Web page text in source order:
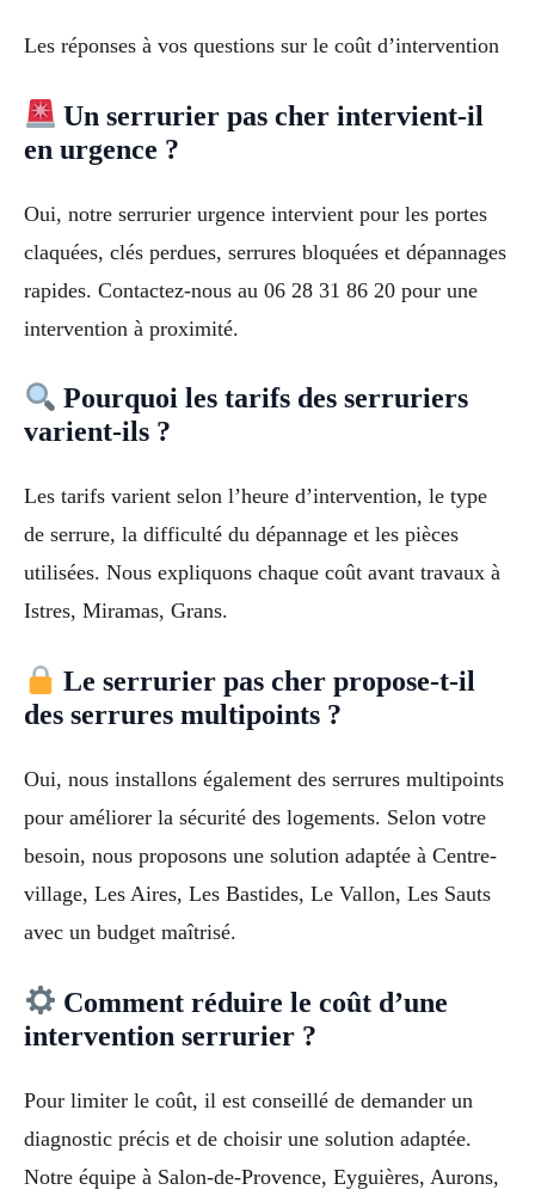
Les réponses à vos questions sur le coût d’intervention
Un serrurier pas cher intervient-il
en urgence ?
Oui, notre serrurier urgence intervient pour les portes
claquées, clés perdues, serrures bloquées et dépannages
rapides. Contactez-nous au 06 28 31 86 20 pour une
intervention à proximité.
Pourquoi les tarifs des serruriers
varient-ils ?
Les tarifs varient selon l’heure d’intervention, le type
de serrure, la difficulté du dépannage et les pièces
utilisées. Nous expliquons chaque coût avant travaux à
Istres, Miramas, Grans.
Le serrurier pas cher propose-t-il
des serrures multipoints ?
Oui, nous installons également des serrures multipoints
pour améliorer la sécurité des logements. Selon votre
besoin, nous proposons une solution adaptée à Centre-
village, Les Aires, Les Bastides, Le Vallon, Les Sauts
avec un budget maîtrisé.
Comment réduire le coût d’une
intervention serrurier ?
Pour limiter le coût, il est conseillé de demander un
diagnostic précis et de choisir une solution adaptée.
Notre équipe à Salon-de-Provence, Eyguières, Aurons,